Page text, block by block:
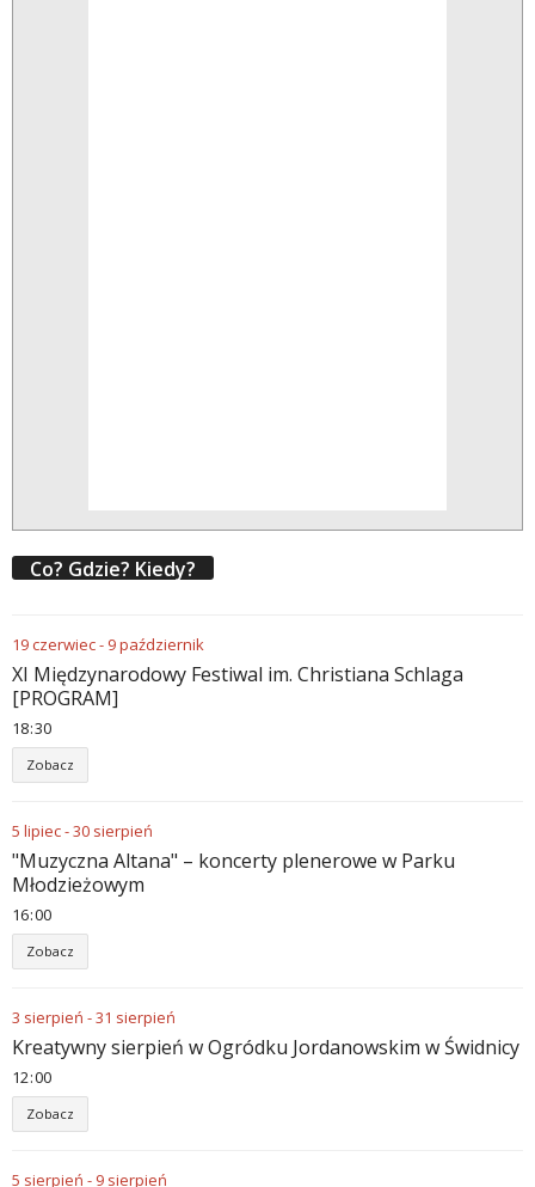
Co? Gdzie? Kiedy?
19czerwiec- 9październik
XI Międzynarodowy Festiwal im. Christiana Schlaga
[PROGRAM]
18 30
Zobacz
5 lipiec-30 sierpień
"Muzyczna Altana" – koncerty plenerowe w Parku
Młodzieżowym
16 00
Zobacz
3 sierpień -31 sierpień
Kreatywny sierpień w Ogródku Jordanowskim w Świdnicy
12 00
Zobacz
5 sierpień - 9 sierpień